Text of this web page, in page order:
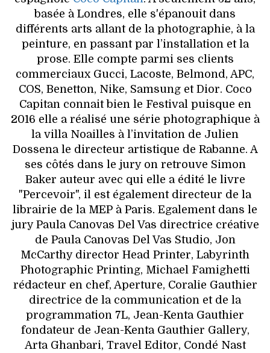
basée à Londres, elle s'épanouit dans
différents arts allant de la photographie, à la
peinture, en passant par l’installation et la
prose. Elle compte parmi ses clients
commerciaux Gucci, Lacoste, Belmond, APC,
COS, Benetton, Nike, Samsung et Dior. Coco
Capitan connait bien le Festival puisque en
2016 elle a réalisé une série photographique à
la villa Noailles à l’invitation de Julien
Dossena le directeur artistique de Rabanne. A
ses côtés dans le jury on retrouve Simon
Baker auteur avec qui elle a édité le livre
"Percevoir", il est également directeur de la
librairie de la MEP à Paris. Egalement dans le
jury Paula Canovas Del Vas directrice créative
de Paula Canovas Del Vas Studio, Jon
McCarthy director Head Printer, Labyrinth
Photographic Printing, Michael Famighetti
rédacteur en chef, Aperture, Coralie Gauthier
directrice de la communication et de la
programmation 7L, Jean-Kenta Gauthier
fondateur de Jean-Kenta Gauthier Gallery,
Arta Ghanbari, Travel Editor, Condé Nast